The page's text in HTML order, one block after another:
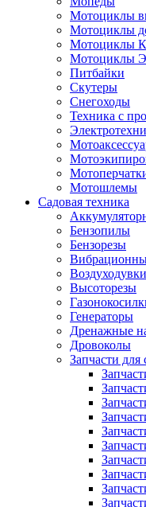
Мотоциклы
Мотоциклы
Мотоциклы
Мотоциклы
Питбайки
Скутеры
Снегоходы
Техника с
Мотошлемы
Садовая техника
Бензопилы
Бензорезы
Воздуходувки
Высоторезы
Генераторы
Дренажные
Дровоколы
Запчасти для